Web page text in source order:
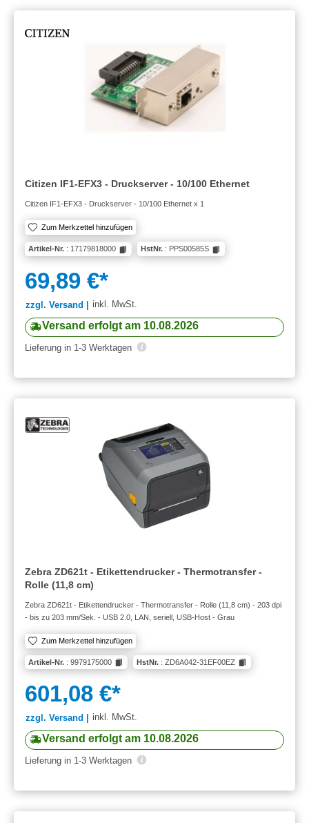
Citizen IF1-EFX3 - Druckserver - 10/100 Ethernet
Citizen IF1-EFX3 - Druckserver - 10/100 Ethernet x 1
Zum Merkzettel hinzufügen
Artikel-Nr. : 17179818000 HstNr. : PPS00585S
69,89 €*
zzgl. Versand | inkl. MwSt.
Versand erfolgt am 10.08.2026
Lieferung in 1-3 Werktagen
Zebra ZD621t - Etikettendrucker - Thermotransfer -
Rolle (11,8 cm)
Zebra ZD621t - Etikettendrucker - Thermotransfer - Rolle (11,8 cm) - 203 dpi
- bis zu 203 mm/Sek. - USB 2.0, LAN, seriell, USB-Host - Grau
Zum Merkzettel hinzufügen
Artikel-Nr. : 9979175000 HstNr. : ZD6A042-31EF00EZ
601,08 €*
zzgl. Versand | inkl. MwSt.
Versand erfolgt am 10.08.2026
Lieferung in 1-3 Werktagen